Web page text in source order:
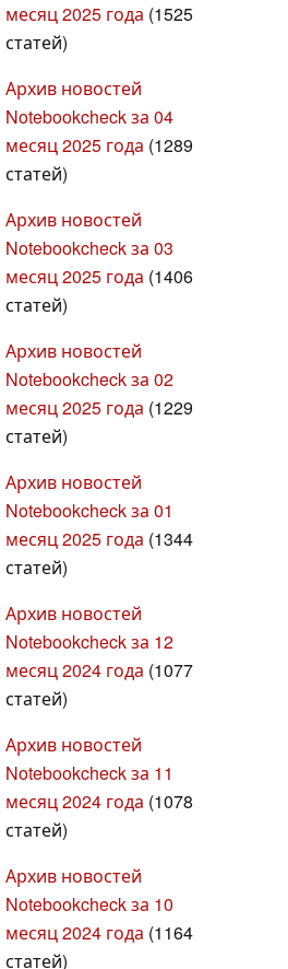
месяц 2025 года (1525
статей)
Архив новостей
Notebookcheck за 04
месяц 2025 года (1289
статей)
Архив новостей
Notebookcheck за 03
месяц 2025 года (1406
статей)
Архив новостей
Notebookcheck за 02
месяц 2025 года (1229
статей)
Архив новостей
Notebookcheck за 01
месяц 2025 года (1344
статей)
Архив новостей
Notebookcheck за 12
месяц 2024 года (1077
статей)
Архив новостей
Notebookcheck за 11
месяц 2024 года (1078
статей)
Архив новостей
Notebookcheck за 10
месяц 2024 года (1164
статей)